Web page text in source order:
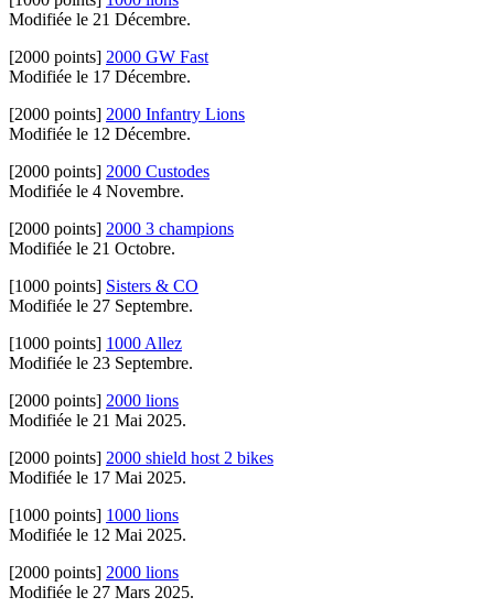
Modifiée le 21 Décembre.
[2000 points] 2000 GW Fast
Modifiée le 17 Décembre.
[2000 points] 2000 Infantry Lions
Modifiée le 12 Décembre.
[2000 points] 2000 Custodes
Modifiée le 4 Novembre.
[2000 points] 2000 3 champions
Modifiée le 21 Octobre.
[1000 points] Sisters & CO
Modifiée le 27 Septembre.
[1000 points] 1000 Allez
Modifiée le 23 Septembre.
[2000 points] 2000 lions
Modifiée le 21 Mai 2025.
[2000 points] 2000 shield host 2 bikes
Modifiée le 17 Mai 2025.
[1000 points] 1000 lions
Modifiée le 12 Mai 2025.
[2000 points] 2000 lions
Modifiée le 27 Mars 2025.